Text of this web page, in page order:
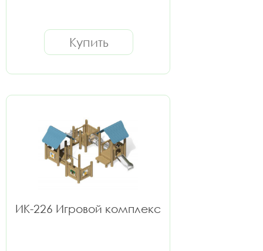
Купить
ИК-226 Игровой комплекс